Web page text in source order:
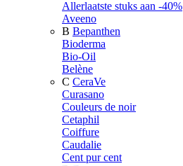
Allerlaatste stuks aan -40%
Aveeno
B Bepanthen
Bioderma
Bio-Oil
Belène
C CeraVe
Curasano
Couleurs de noir
Cetaphil
Coiffure
Caudalie
Cent pur cent